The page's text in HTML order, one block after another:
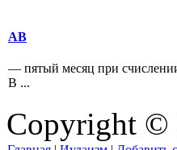
АВ
— пятый месяц при
В ...
Copyright ©